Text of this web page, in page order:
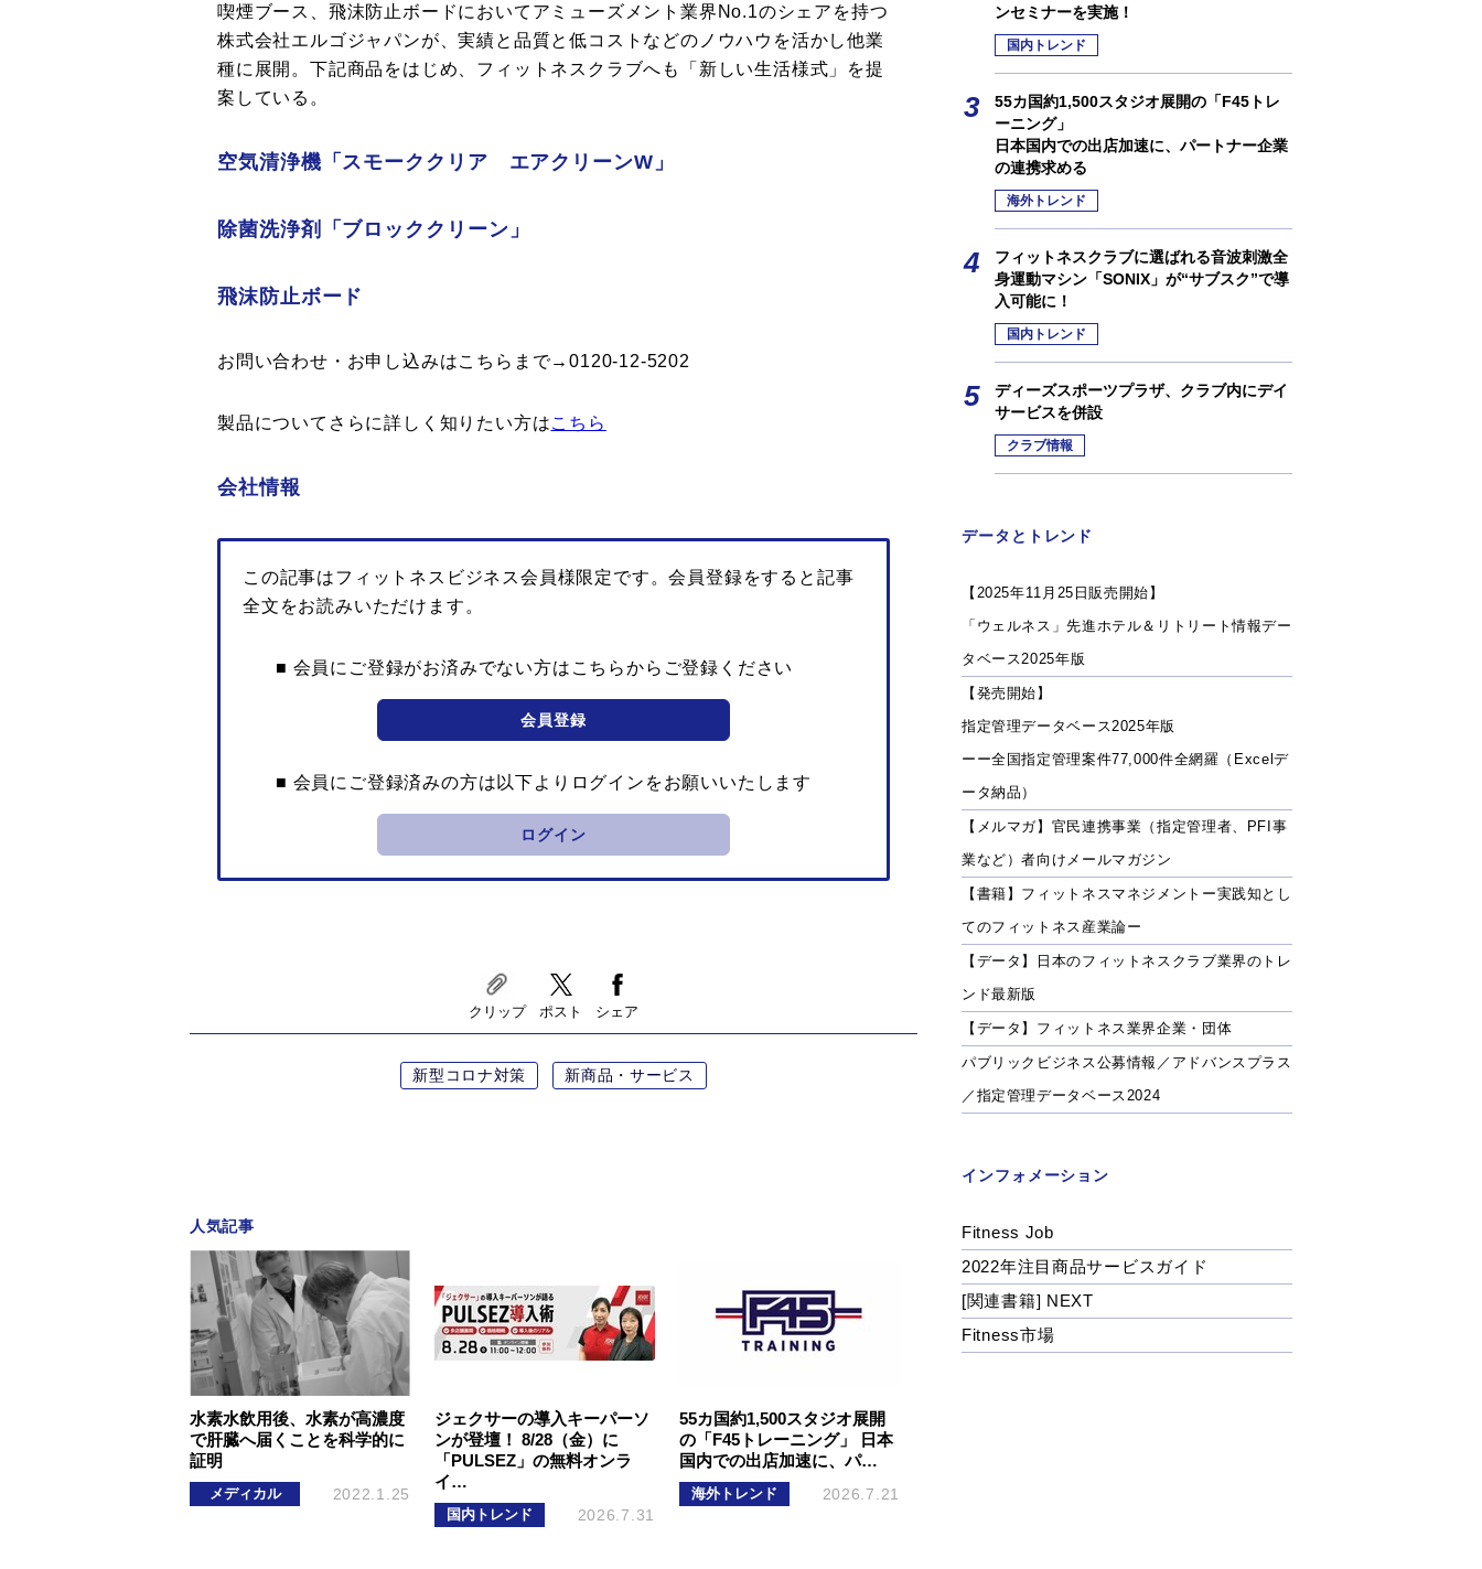
喫煙ブース、飛沫防止ボードにおいてアミューズメント業界No.1のシェアを持つ
株式会社エルゴジャパンが、実績と品質と低コストなどのノウハウを活かし他業
種に展開。下記商品をはじめ、フィットネスクラブへも「新しい生活様式」を提
案している。
空気清浄機「スモーククリア エアクリーンW」
除菌洗浄剤「ブロッククリーン」
飛沫防止ボード
お問い合わせ・お申し込みはこちらまで→0120-12-5202
製品についてさらに詳しく知りたい方はこちら
会社情報
この記事はフィットネスビジネス会員様限定です。会員登録をすると記事
全文をお読みいただけます。
■ 会員にご登録がお済みでない方はこちらからご登録ください
会員登録
■ 会員にご登録済みの方は以下よりログインをお願いいたします
ログイン
クリップ ポスト シェア
新型コロナ対策 新商品・サービス
人気記事
水素水飲用後、水素が高濃度
で肝臓へ届くことを科学的に
証明
メディカル 2022.1.25
ジェクサーの導入キーパーソ
ンが登壇！ 8/28（金）に
「PULSEZ」の無料オンラ
イ…
国内トレンド 2026.7.31
55カ国約1,500スタジオ展開
の「F45トレーニング」 日本
国内での出店加速に、パ…
海外トレンド 2026.7.21
ンセミナーを実施！
国内トレンド
55カ国約1,500スタジオ展開の「F45トレ
ーニング」
日本国内での出店加速に、パートナー企業
の連携求める
海外トレンド
フィットネスクラブに選ばれる音波刺激全
身運動マシン「SONIX」が“サブスク”で導
入可能に！
国内トレンド
ディーズスポーツプラザ、クラブ内にデイ
サービスを併設
クラブ情報
データとトレンド
【2025年11月25日販売開始】
「ウェルネス」先進ホテル＆リトリート情報デー
タベース2025年版
【発売開始】
指定管理データベース2025年版
ーー全国指定管理案件77,000件全網羅（Excelデ
ータ納品）
【メルマガ】官民連携事業（指定管理者、PFI事
業など）者向けメールマガジン
【書籍】フィットネスマネジメントー実践知とし
てのフィットネス産業論ー
【データ】日本のフィットネスクラブ業界のトレ
ンド最新版
【データ】フィットネス業界企業・団体
パブリックビジネス公募情報／アドバンスプラス
／指定管理データベース2024
インフォメーション
Fitness Job
2022年注目商品サービスガイド
[関連書籍] NEXT
Fitness市場